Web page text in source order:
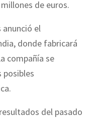
de euros.
el
donde fabricará
compañía se
posibles
del pasado